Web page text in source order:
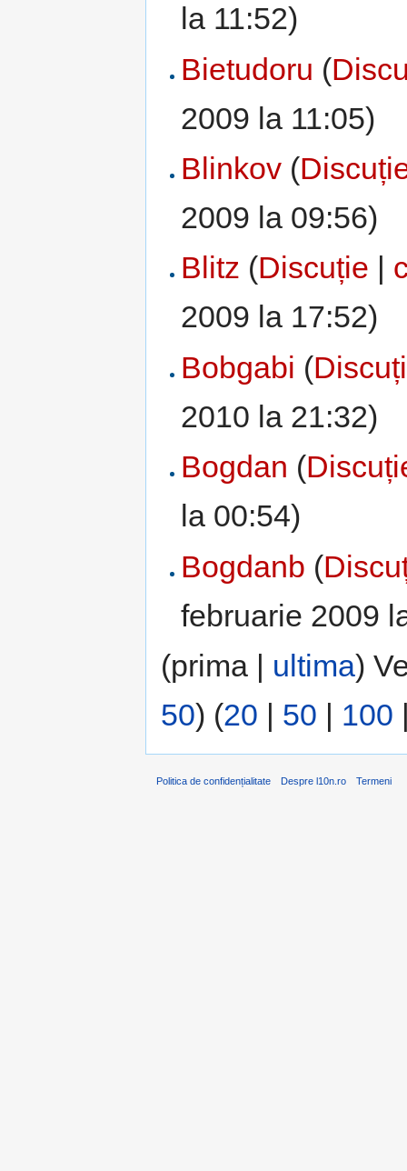
la 11:52)
Bietudoru (
2009 la 11:05)
Blinkov (
2009 la 09:56)
Blitz (Discuție
2009 la 17:52)
Bobgabi (
2010 la 21:32)
Bogdan (
la 00:54)
Bogdanb (
februarie 2009
(prima | ultima)
50) (20 | 50 | 100
Politica de confidențialitate Despre l10n.ro Termeni